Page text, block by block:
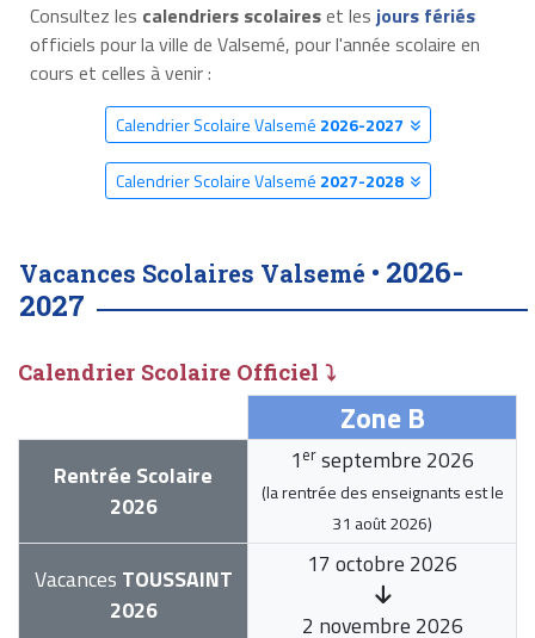
Consultez les calendriers scolaireset les jours fériés
officiels pour la ville de Valsemé, pour l'année scolaire en
cours et celles à venir :
Calendrier Scolaire Valsemé 2026-2027
Calendrier Scolaire Valsemé 2027-2028
Vacances Scolaires Valsemé • 2026-
2027
Calendrier Scolaire Officiel ⤵
Zone B
Rentrée Scolaire
2026
1 er septembre 2026
(la rentrée des enseignants est le
31 août 2026)
Vacances TOUSSAINT
2026
17 octobre 2026
2 novembre 2026